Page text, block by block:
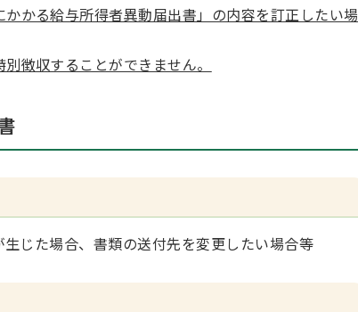
かかる給与所得者異動届出書」の内容を訂正したい場
徴収することができません。
じた場合、書類の送付先を変更したい場合等